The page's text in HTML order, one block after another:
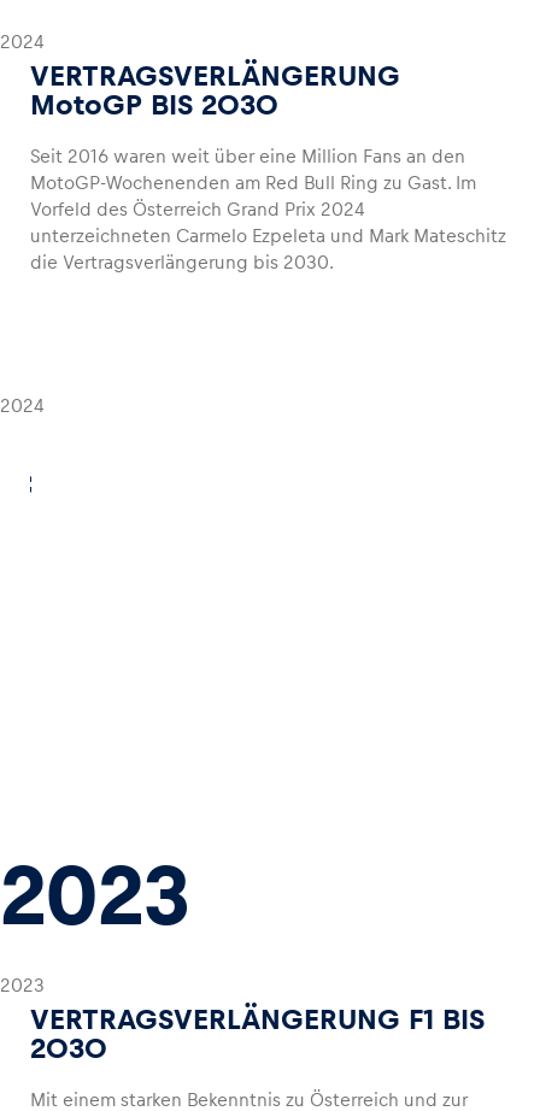
Glossar
Alle anzeigen
2024
VERTRAGSVERLÄNGERUNG
MotoGP BIS 2030
Seit 2016 waren weit über eine Million Fans an den
MotoGP-Wochenenden am Red Bull Ring zu Gast. Im
Vorfeld des Österreich Grand Prix 2024
unterzeichneten Carmelo Ezpeleta und Mark Mateschitz
die Vertragsverlängerung bis 2030.
2024
2023
2023
VERTRAGSVERLÄNGERUNG F1 BIS
2030
Mit einem starken Bekenntnis zu Österreich und zur